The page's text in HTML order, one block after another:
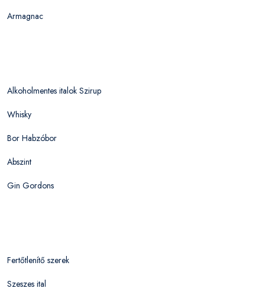
Armagnac
Alkoholmentes italok Szirup
Whisky
Bor Habzóbor
Abszint
Gin Gordons
Fertőtlenítő szerek
Szeszes ital